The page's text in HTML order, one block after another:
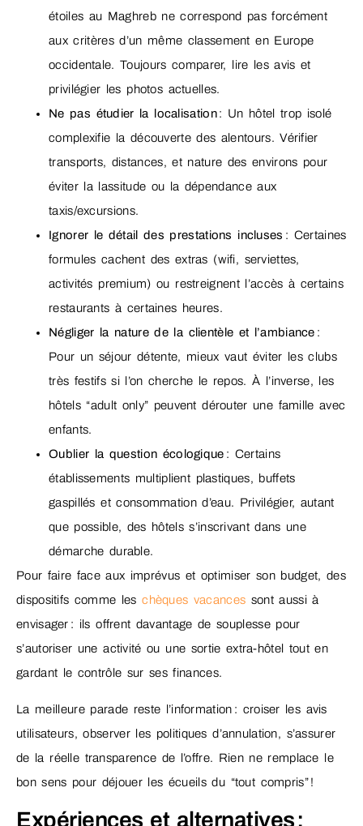
étoiles au Maghreb ne correspond pas forcément
aux critères d’un même classement en Europe
occidentale. Toujours comparer, lire les avis et
privilégier les photos actuelles.
Ne pas étudier la localisation: Un hôtel trop isolé
complexifie la découverte des alentours. Vérifier
transports, distances, et nature des environs pour
éviter la lassitude ou la dépendance aux
taxis/excursions.
Ignorer le détail des prestations incluses : Certaines
formules cachent des extras (wifi, serviettes,
activités premium) ou restreignent l’accès à certains
restaurants à certaines heures.
Négliger la nature de la clientèle et l’ambiance :
Pour un séjour détente, mieux vaut éviter les clubs
très festifs si l’on cherche le repos. À l’inverse, les
hôtels “adult only” peuvent dérouter une famille avec
enfants.
Oublier la question écologique : Certains
établissements multiplient plastiques, buffets
gaspillés et consommation d’eau. Privilégier, autant
que possible, des hôtels s’inscrivant dans une
démarche durable.
Pour faire face aux imprévus et optimiser son budget, des
dispositifs comme leschèques vacances sont aussi à
envisager : ils offrent davantage de souplesse pour
s’autoriser une activité ou une sortie extra-hôtel tout en
gardant le contrôle sur ses finances.
La meilleure parade reste l’information : croiser les avis
utilisateurs, observer les politiques d’annulation, s’assurer
de la réelle transparence de l’offre. Rien ne remplace le
bon sens pour déjouer les écueils du “tout compris” !
Expériences et alternatives :